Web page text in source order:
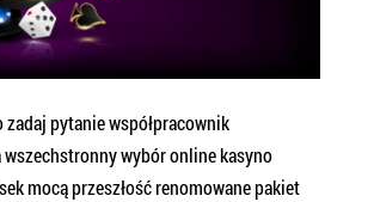
pytanie współpracownik
wybór online kasyno
mocą przeszłość renomowane pakiet